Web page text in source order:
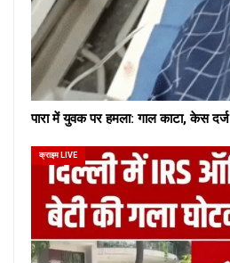
पारा में युवक पर हमला: गाल काटा, केस दर्ज
क्राइम LIVE